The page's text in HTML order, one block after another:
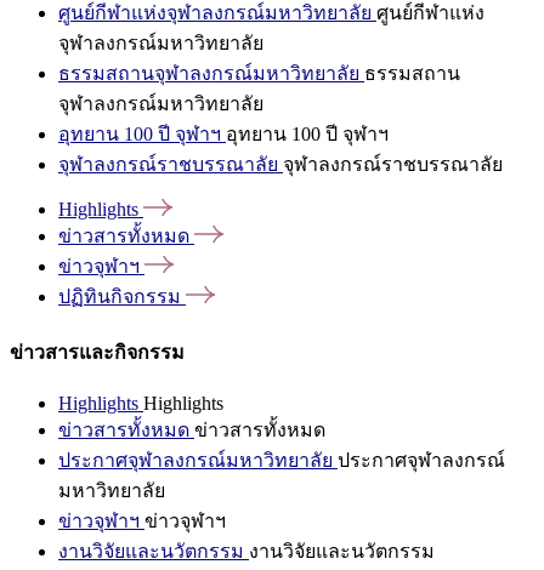
ศูนย์กีฬาแห่งจุฬาลงกรณ์มหาวิทยาลัย ศูนย์กีฬาแห่ง
จุฬาลงกรณ์มหาวิทยาลัย
ธรรมสถานจุฬาลงกรณ์มหาวิทยาลัย ธรรมสถาน
จุฬาลงกรณ์มหาวิทยาลัย
อุทยาน 100 ปี จุฬาฯ อุทยาน 100 ปี จุฬาฯ
จุฬาลงกรณ์ราชบรรณาลัย จุฬาลงกรณ์ราชบรรณาลัย
Highlights
ข่าวสารทั้งหมด
ข่าวจุฬาฯ
ปฏิทินกิจกรรม
ข่าวสารและกิจกรรม
Highlights Highlights
ข่าวสารทั้งหมด ข่าวสารทั้งหมด
ประกาศจุฬาลงกรณ์มหาวิทยาลัย ประกาศจุฬาลงกรณ์
มหาวิทยาลัย
ข่าวจุฬาฯ ข่าวจุฬาฯ
งานวิจัยและนวัตกรรม งานวิจัยและนวัตกรรม